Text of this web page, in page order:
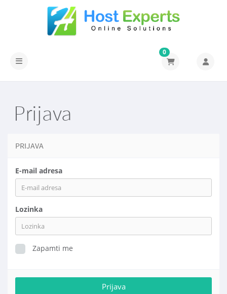
Prebaci navigaciju
0
Prijava
PRIJAVA
E-mail adresa
Lozinka
Zapamti me